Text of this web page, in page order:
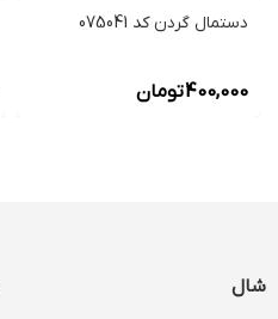
دستمال گردن کد 075041
400,000تومان
شال